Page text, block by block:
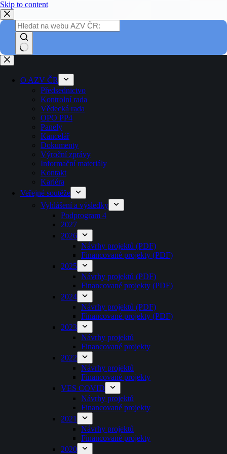
Skip to content
O AZV ČR
Předsednictvo
Kontrolní rada
Vědecká rada
OPO PP4
Panely
Kancelář
Dokumenty
Výroční zprávy
Informační materiály
Kontakt
Kariéra
Veřejné soutěže
Vyhlášení a výsledky
Podprogram 4
2027
2026
Návrhy projektů (PDF)
Financované projekty (PDF)
2025
Návrhy projektů (PDF)
Financované projekty (PDF)
2024
Návrhy projektů (PDF)
Financované projekty (PDF)
2023
Návrhy projektů
Financované projekty
2022
Návrhy projektů
Financované projekty
VES COVID
Návrhy projektů
Financované projekty
2021
Návrhy projektů
Financované projekty
2020